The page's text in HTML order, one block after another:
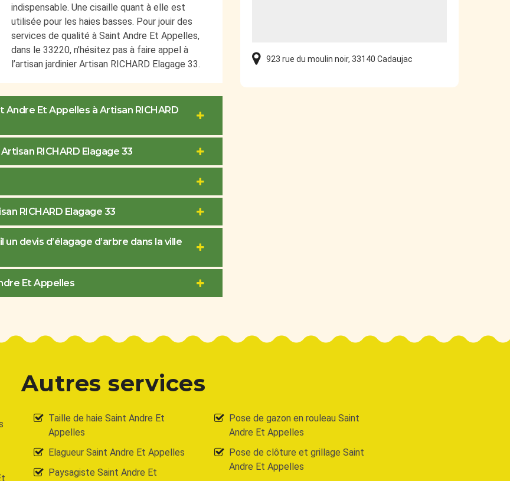
indispensable. Une cisaille quant à elle est
utilisée pour les haies basses. Pour jouir des
services de qualité à Saint Andre Et Appelles,
dans le 33220, n’hésitez pas à faire appel à
l’artisan jardinier Artisan RICHARD Elagage 33.
Et Appelles à Artisan RICHARD
RICHARD Elagage 33
RICHARD Elagage 33
devis d’élagage d’arbre dans la ville
Et Appelles
923 rue du moulin noir, 33140 Cadaujac
Autres services
Taille de haie Saint Andre Et
Appelles
Elagueur Saint Andre Et Appelles
Paysagiste Saint Andre Et
Pose de gazon en rouleau Saint
Andre Et Appelles
Pose de clôture et grillage Saint
Andre Et Appelles